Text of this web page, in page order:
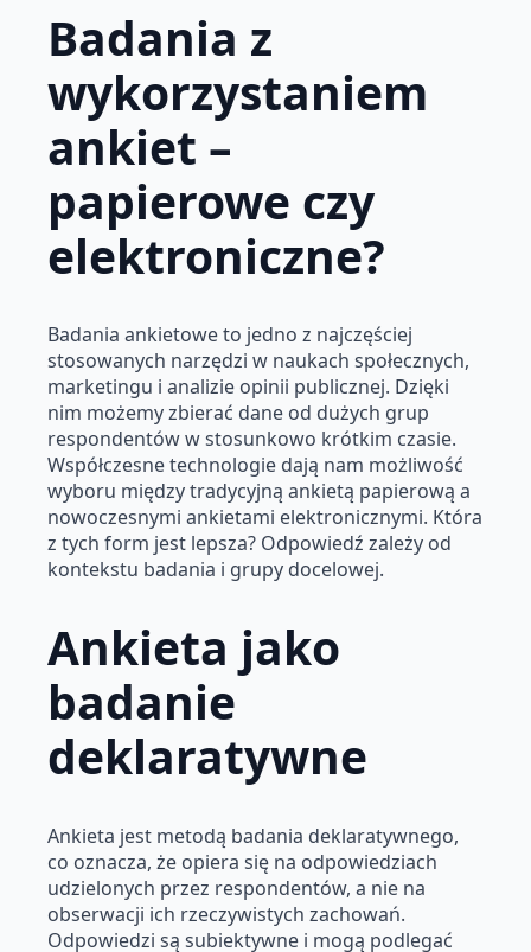
Badania z
wykorzystaniem
ankiet –
papierowe czy
elektroniczne?
Badania ankietowe to jedno z najczęściej
stosowanych narzędzi w naukach społecznych,
marketingu i analizie opinii publicznej. Dzięki
nim możemy zbierać dane od dużych grup
respondentów w stosunkowo krótkim czasie.
Współczesne technologie dają nam możliwość
wyboru między tradycyjną ankietą papierową a
nowoczesnymi ankietami elektronicznymi. Która
z tych form jest lepsza? Odpowiedź zależy od
kontekstu badania i grupy docelowej.
Ankieta jako
badanie
deklaratywne
Ankieta jest metodą badania deklaratywnego,
co oznacza, że opiera się na odpowiedziach
udzielonych przez respondentów, a nie na
obserwacji ich rzeczywistych zachowań.
Odpowiedzi są subiektywne i mogą podlegać